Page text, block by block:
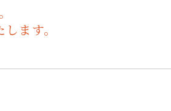
ます。